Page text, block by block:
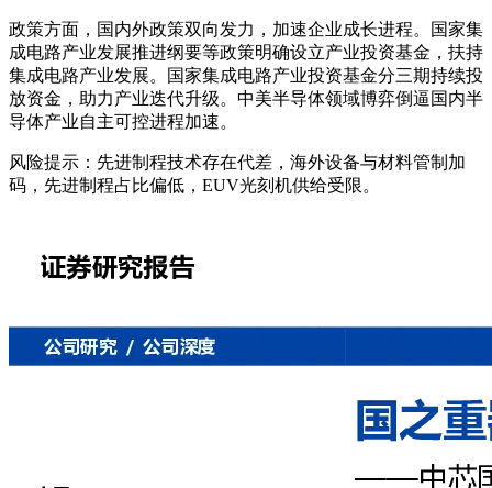
政策方面，国内外政策双向发力，加速企业成长进程。国家集
成电路产业发展推进纲要等政策明确设立产业投资基金，扶持
集成电路产业发展。国家集成电路产业投资基金分三期持续投
放资金，助力产业迭代升级。中美半导体领域博弈倒逼国内半
导体产业自主可控进程加速。
风险提示：先进制程技术存在代差，海外设备与材料管制加
码，先进制程占比偏低，EUV光刻机供给受限。